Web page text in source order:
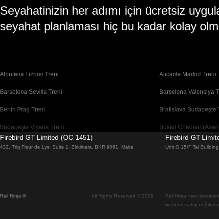
Seyahatinizin her adımı için ücretsiz
seyahat planlaması hiç bu kadar kolay
Albufeira Lizbon Treni Alicante Madrid Treni
Barselona Sevilla Treni Barselona Valensiya
Berlin Prag Treni Bratislava Budapeşte
Budapeşte Viyana Treni Busan
Cheonan(Asan) Busan Treni Coimbra Lizbon Treni
Flam Oslo Treni Floransa Roma Treni
Firebird GT Limited (OC 1451)
432, Triq Fleur de Lys, Suite 1, Birkirkara, BKR 9061, Malta
Firebird GT
Unit G 15/F Tal
Rail Ninja ® All Rights Reserved © 2026
Rail Ninja, tren
bir trene sahip değildir